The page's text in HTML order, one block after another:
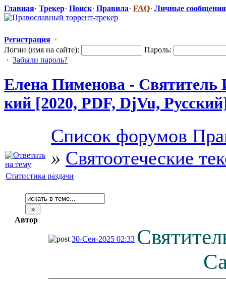
Главная· Трекер· Поиск· Правила· FAQ· Личные сообщения
Регистрация ·
Логин (имя на сайте):
Пароль:
· Забыли пароль?
Елена Пименова -
кий [2020, PDF, DjVu,
Список форумов
» Святоотеческие
Статистика раздачи
Автор
30-Сен-2025 02:33